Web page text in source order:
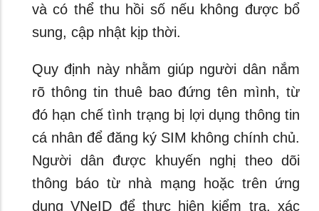
và có thể thu hồi số nếu không được bổ
sung, cập nhật kịp thời.
Quy định này nhằm giúp người dân nắm
rõ thông tin thuê bao đứng tên mình, từ
đó hạn chế tình trạng bị lợi dụng thông tin
cá nhân để đăng ký SIM không chính chủ.
Người dân được khuyến nghị theo dõi
thông báo từ nhà mạng hoặc trên ứng
dụng VNeID để thực hiện kiểm tra, xác